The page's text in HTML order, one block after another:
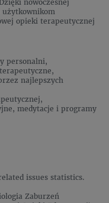
nowoczesnej
użytkownikom
opieki terapeutycznej
personalni,
najlepszych
medytacje i programy
issues statistics.
Zaburzeń